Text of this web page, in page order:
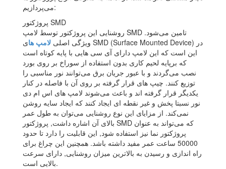
می‌پردازیم:
پروژکتور SMD
روشنایی این پروژکتور توسط لامپ SMD تامین می‌شود.
ویژگی اصلی لامپ های SMD (Surface Mounted Device) در
این است که این لامپ دارای آی سی هایی با پایه کوتاه است
که برپایه لحیم کاری بدون استفاده از سوراخ بر روی بورد
نصب می‌گردند و با عبور جریان برق می‌توانند نور مناسبی را
توزیع کنند. چیپ های قرار گرفته بر روی آن با فاصله در کنار
یکدیگر قرار گرفته اند و باعث می‌شوند لامپ های اس ام دی
نور نسبتا پخش و غیر نقطه ای ایجاد کنند که ایجاد سایه روشن
نمی‌کند. از مزایای این نوع روشنایی می‌توان به طول عمر
بالای آن اشاره داشت, پروژکتور SMD که می‌تواند به عنوان
پروژکتور نما نیز استفاده شود, این قابلیت را دارد تا حدود
50000 ساعت عمر مفید داشته باشد. همچنین این چراغ برای
راه اندازی و رسیدن به بالاترین میزان روشنایی, دارای سرعت
بالایی است.